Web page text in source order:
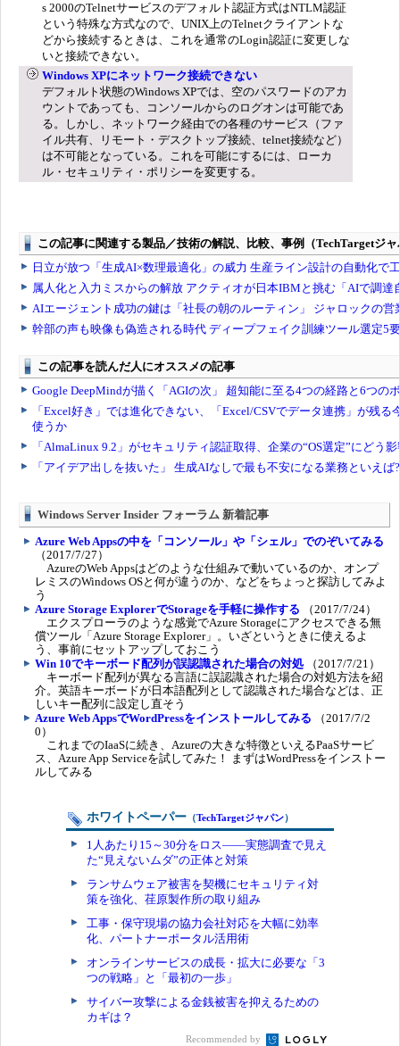
s 2000のTelnetサービスのデフォルト認証方式はNTLM認証
という特殊な方式なので、UNIX上のTelnetクライアントな
どから接続するときは、これを通常のLogin認証に変更しな
いと接続できない。
Windows XPにネットワーク接続できない
デフォルト状態のWindows XPでは、空のパスワードのアカ
ウントであっても、コンソールからのログオンは可能であ
る。しかし、ネットワーク経由での各種のサービス（ファ
イル共有、リモート・デスクトップ接続、telnet接続など）
は不可能となっている。これを可能にするには、ローカ
ル・セキュリティ・ポリシーを変更する。
Windows Server Insider フォーラム 新着記事
Azure Web Appsの中を「コンソール」や「シェル」でのぞいてみる
（2017/7/27）
AzureのWeb Appsはどのような仕組みで動いているのか、オンプ
レミスのWindows OSと何が違うのか、などをちょっと探訪してみよ
う
Azure Storage ExplorerでStorageを手軽に操作する （2017/7/24）
エクスプローラのような感覚でAzure Storageにアクセスできる無
償ツール「Azure Storage Explorer」。いざというときに使えるよ
う、事前にセットアップしておこう
Win 10でキーボード配列が誤認識された場合の対処 （2017/7/21）
キーボード配列が異なる言語に誤認識された場合の対処方法を紹
介。英語キーボードが日本語配列として認識された場合などは、正
しいキー配列に設定し直そう
Azure Web AppsでWordPressをインストールしてみる （2017/7/2
0）
これまでのIaaSに続き、Azureの大きな特徴といえるPaaSサービ
ス、Azure App Serviceを試してみた！ まずはWordPressをインストー
ルしてみる
ホワイトペーパー （TechTargetジャパン）
1人あたり15～30分をロス――実態調査で見え
た“見えないムダ”の正体と対策
ランサムウェア被害を契機にセキュリティ対
策を強化、荏原製作所の取り組み
工事・保守現場の協力会社対応を大幅に効率
化、パートナーポータル活用術
オンラインサービスの成長・拡大に必要な「3
つの戦略」と「最初の一歩」
サイバー攻撃による金銭被害を抑えるための
カギは？
Recommended by